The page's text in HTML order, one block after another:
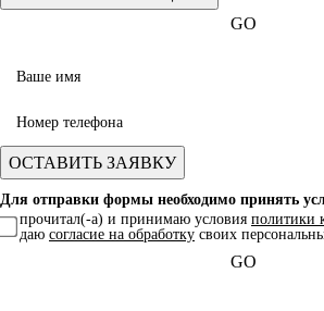
GO
Для отправки формы необходимо принять
прочитал(-а) и принимаю условия политики
даю согласие на обработку своих
GO